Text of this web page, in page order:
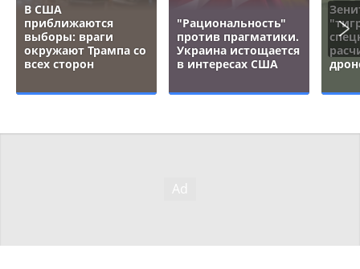
В США
приближаются
выборы: враги
окружают Трампа со
всех сторон
"Рациональность"
против прагматики.
Украина истощается
в интересах США